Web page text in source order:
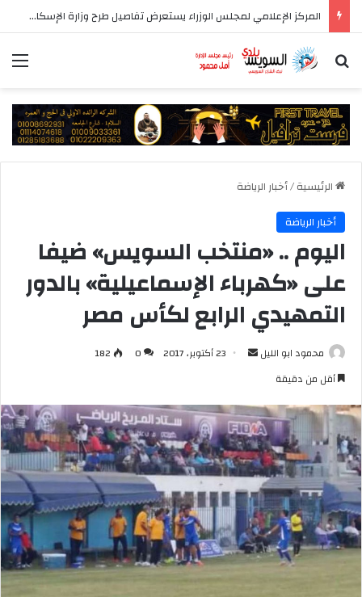
المركز الإعلامي لمجلس الوزراء يستعرض تفاصيل طرح وزارة الإسكان وحدات سكنية بنظام الإيجار
بحث عن
الرئيسية/أخبار الرياضة
أخبار الرياضة
اليوم .. «منتخب السويس» ضيفا
على «كهرباء الإسماعيلية» بالدور
التمهيدي الرابع لكأس مصر
محمود ابو الليل
أرسل 23 أكتوبر، 2017 0
182
أقل من دقيقة